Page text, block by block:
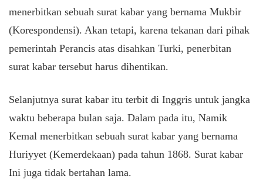
menerbitkan sebuah surat kabar yang bernama Mukbir
(Korespondensi). Akan tetapi, karena tekanan dari pihak
pemerintah Perancis atas disahkan Turki, penerbitan
surat kabar tersebut harus dihentikan.
Selanjutnya surat kabar itu terbit di Inggris untuk jangka
waktu beberapa bulan saja. Dalam pada itu, Namik
Kemal menerbitkan sebuah surat kabar yang bernama
Huriyyet (Kemerdekaan) pada tahun 1868. Surat kabar
Ini juga tidak bertahan lama.